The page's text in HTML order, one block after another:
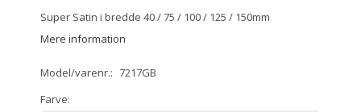
Super Satin i bredde 40 / 75 / 100 / 125 / 150mm
Mere information
Model/varenr.: 7217GB
Farve: